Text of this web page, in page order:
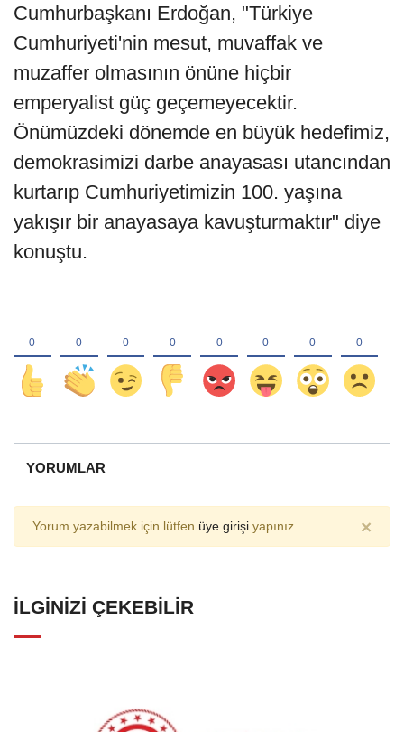
Cumhurbaşkanı Erdoğan, "Türkiye
Cumhuriyeti'nin mesut, muvaffak ve
muzaffer olmasının önüne hiçbir
emperyalist güç geçemeyecektir.
Önümüzdeki dönemde en büyük hedefimiz,
demokrasimizi darbe anayasası utancından
kurtarıp Cumhuriyetimizin 100. yaşına
yakışır bir anayasaya kavuşturmaktır" diye
konuştu.
YORUMLAR
Yorum yazabilmek için lütfen üye girişi yapınız. ×
İLGINIZI ÇEKEBILIR